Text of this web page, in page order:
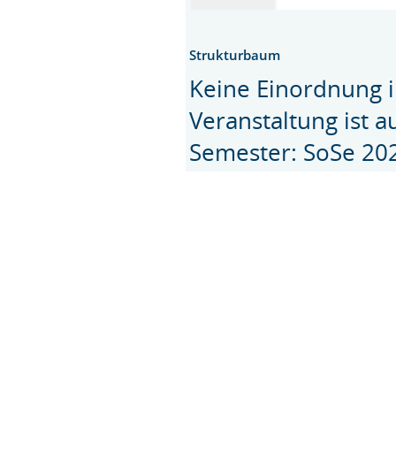
Strukturbaum
Keine Einordnung
Veranstaltung ist
Semester: SoSe